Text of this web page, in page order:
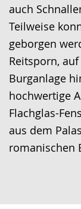
auch
Teilweise
geborgen
Reitsporn,
Burganlage
hochwertige
Flachglas-
aus dem
romanischen